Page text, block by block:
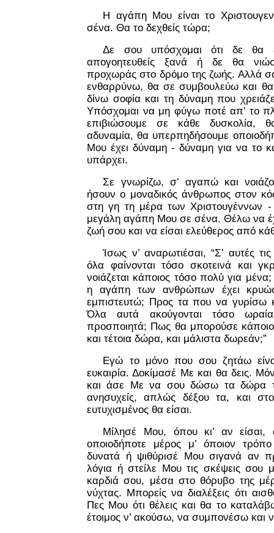
Η αγάπη Μου είναι το
σένα. Θα το δεχθείς τώρα;
Δε σου υπόσχομαι ότι δε θα
απογοητευθείς ξανά ή δε θα
προχωράς στο δρόμο της ζωής. Αλλά
ενθαρρύνω, θα σε συμβουλεύω και
δίνω σοφία και τη δύναμη που
Υπόσχομαι να μη φύγω ποτέ απ’ το
επιβιώσουμε σε κάθε δυσκολία,
αδυναμία, θα υπερπηδήσουμε
Μου έχει δύναμη - δύναμη για να το
υπάρχει.
Σε γνωρίζω, σ’ αγαπώ και
ήσουν ο μοναδικός άνθρωπος στον
στη γη τη μέρα των Χριστουγέννων
μεγάλη αγάπη Μου σε σένα. Θέλω να
ζωή σου και να είσαι ελεύθερος από
Ίσως ν’ αναρωτιέσαι, “Σ’ αυτές
όλα φαίνονται τόσο σκοτεινά και
νοιάζεται κάποιος τόσο πολύ για
η αγάπη των ανθρώπων έχει
εμπιστευτώ; Προς τα που να γυρίσω
Όλα αυτά ακούγονται τόσο
προσποιητά; Πως θα μπορούσε
και τέτοια δώρα, και μάλιστα δωρεάν;”
Εγώ το μόνο που σου ζητάω
ευκαιρία. Δοκίμασέ Με και θα δεις.
και άσε Με να σου δώσω τα δώρα
ανησυχείς, απλώς δέξου τα, και
ευτυχισμένος θα είσαι.
Μίλησέ Μου, όπου κι’ αν είσαι,
οποιοδήποτε μέρος μ’ όποιον
δυνατά ή ψιθύρισέ Μου σιγανά αν
λόγια ή στείλε Μου τις σκέψεις σου
καρδιά σου, μέσα στο θόρυβο της
νύχτας. Μπορείς να διαλέξεις ότι
Πες Μου ότι θέλεις και θα το
έτοιμος ν’ ακούσω, να συμπονέσω και